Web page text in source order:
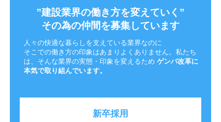
”建設業界の働き方を変えていく”
その為の仲間を募集しています
人々の快適な暮らしを支えている業界なのに
そこでの働き方の印象はあまりよくありません。私たち
は、そんな業界の実態・印象を変えるため ゲンバ改革に
本気で取り組んでいます。
新卒採用